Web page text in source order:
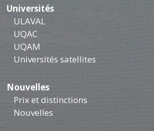
Universités
ULAVAL
UQAC
UQAM
Universités satellites
Nouvelles
Prix et distinctions
Nouvelles